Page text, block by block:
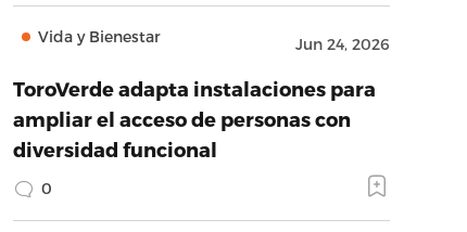
Vida y Bienestar Jun 24, 2026
ToroVerde adapta instalaciones para
ampliar el acceso de personas con
diversidad funcional
0